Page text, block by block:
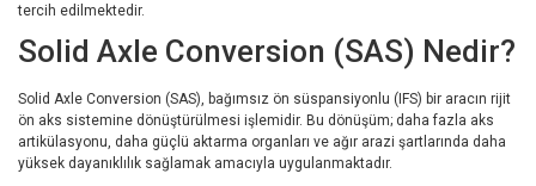
tercih edilmektedir.
Solid Axle Conversion (SAS) Nedir?
Solid Axle Conversion (SAS), bağımsız ön süspansiyonlu (IFS) bir aracın rijit
ön aks sistemine dönüştürülmesi işlemidir. Bu dönüşüm; daha fazla aks
artikülasyonu, daha güçlü aktarma organları ve ağır arazi şartlarında daha
yüksek dayanıklılık sağlamak amacıyla uygulanmaktadır.